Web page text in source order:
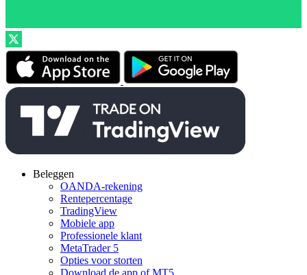
Beleggen
OANDA-rekening
Rentepercentage
TradingView
Mobiele app
Professionele klant
MetaTrader 5
Opties voor storten
Download de app of MT5